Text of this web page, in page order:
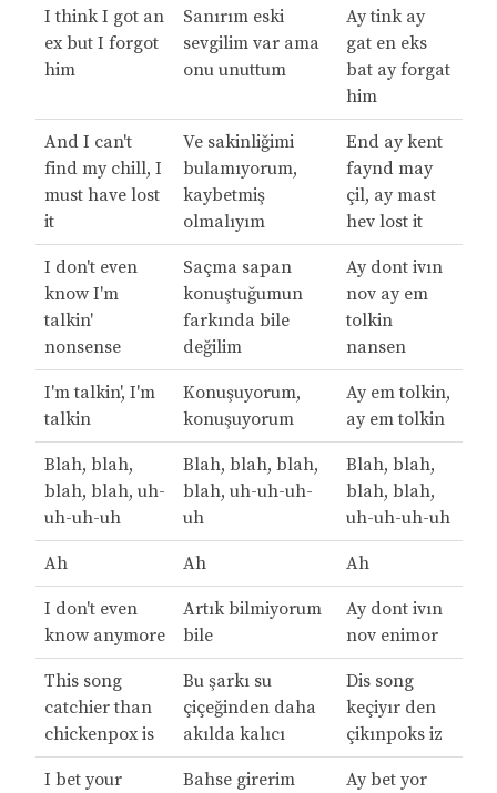
I think I got an
ex but I forgot
him
Sanırım eski
sevgilim var ama
onu unuttum
Ay tink ay
gat en eks
bat ay forgat
him
And I can't
find my chill, I
must have lost
it
Ve sakinliğimi
bulamıyorum,
kaybetmiş
olmalıyım
End ay kent
faynd may
çil, ay mast
hev lost it
I don't even
know I'm
talkin'
nonsense
Saçma sapan
konuştuğumun
farkında bile
değilim
Ay dont ivın
nov ay em
tolkin
nansen
I'm talkin', I'm
talkin
Konuşuyorum,
konuşuyorum
Ay em tolkin,
ay em tolkin
Blah, blah,
blah, blah, uh-
uh-uh-uh
Blah, blah, blah,
blah, uh-uh-uh-
uh
Blah, blah,
blah, blah,
uh-uh-uh-uh
Ah Ah Ah
I don't even
know anymore
Artık bilmiyorum
bile
Ay dont ivın
nov enimor
This song
catchier than
chickenpox is
Bu şarkı su
çiçeğinden daha
akılda kalıcı
Dis song
keçiyır den
çikınpoks iz
I bet your
Bahse girerim
Ay bet yor